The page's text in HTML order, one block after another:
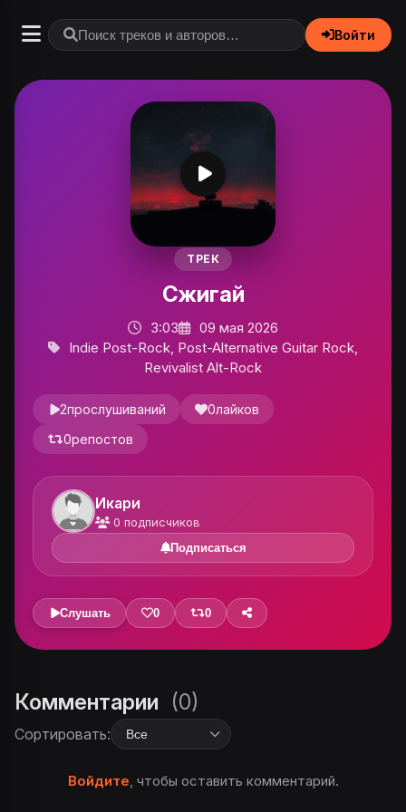
Войти
ТРЕК
Сжигай
3:03
09 мая 2026
Indie Post-Rock, Post-Alternative Guitar Rock,
Revivalist Alt-Rock
2прослушиваний 0лайков
0репостов
Икари
0 подписчиков
Подписаться
Слушать 0 0
Комментарии (0)
Сортировать:
Войдите, чтобы оставить комментарий.